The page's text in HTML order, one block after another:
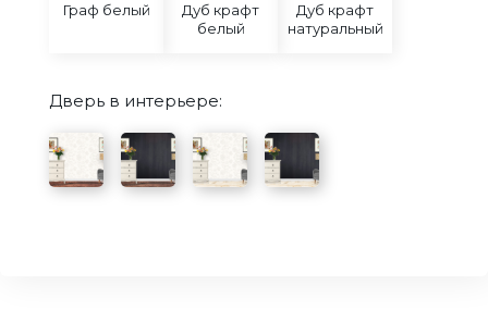
Граф белый
Дуб крафт
белый
Дуб крафт
натуральный
Дверь в интерьере: